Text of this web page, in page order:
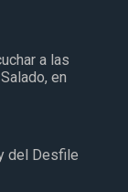
a las
en
del Desfile